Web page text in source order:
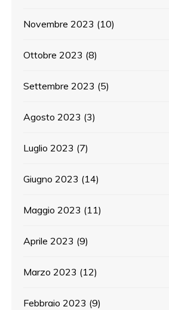
Novembre 2023 (10)
Ottobre 2023 (8)
Settembre 2023 (5)
Agosto 2023 (3)
Luglio 2023 (7)
Giugno 2023 (14)
Maggio 2023 (11)
Aprile 2023 (9)
Marzo 2023 (12)
Febbraio 2023 (9)